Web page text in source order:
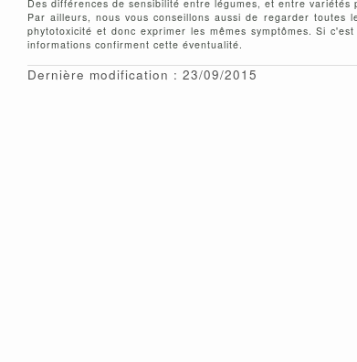
Des différences de sensibilité entre légumes, et entre
Par ailleurs, nous vous conseillons aussi de regarder toutes
phytotoxicité et donc exprimer les mêmes symptômes. Si
informations confirment cette éventualité.
Dernière modification : 23/09/2015